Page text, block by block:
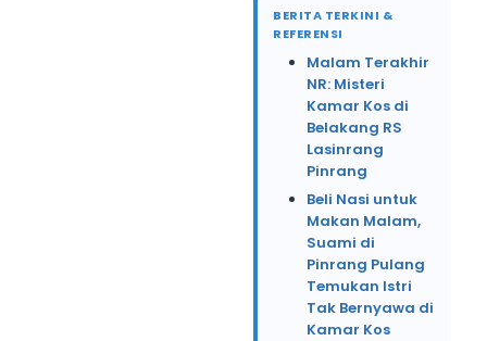
BERITA TERKINI &
REFERENSI
Malam Terakhir
NR: Misteri
Kamar Kos di
Belakang RS
Lasinrang
Pinrang
Beli Nasi untuk
Makan Malam,
Suami di
Pinrang Pulang
Temukan Istri
Tak Bernyawa di
Kamar Kos